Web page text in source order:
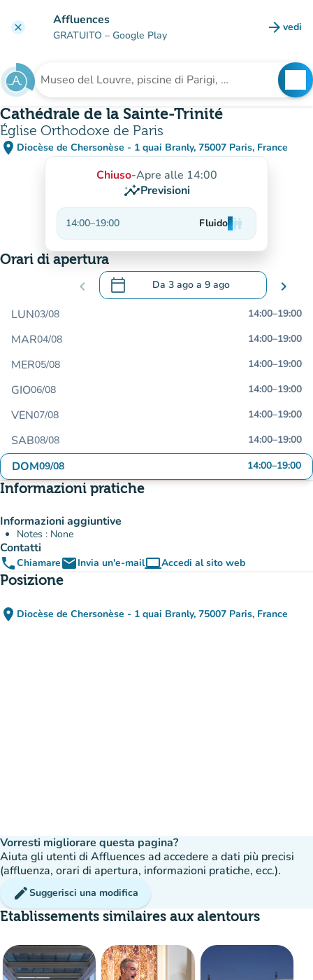
clear Affluences
GRATUITO – Google Play arrow_forward vedi
Cerca una struttura
Cathédrale de la Sainte-Trinité
Église Orthodoxe de Paris
place Diocèse de Chersonèse - 1 quai Branly, 75007 Paris, France
(apri in Google Maps)
(nuova scheda)
Chiuso-Apre alle 14:00
insightsPrevisioni
14:00–19:00 Fluidoman
man
man
Orari di apertura
chevron_left calendar_today Da 3 ago a 9 ago
.Aprire il calendario per modificare le
chevron_right
LUN03/08 14:00–19:00
MAR04/08 14:00–19:00
MER05/08 14:00–19:00
GIO06/08 14:00–19:00
VEN07/08 14:00–19:00
SAB08/08 14:00–19:00
DOM09/08 14:00–19:00
Informazioni pratiche
Informazioni aggiuntive
Notes : None
Contatti
phoneChiamareemailInvia un'e-mailcomputerAccedi al sito web
(nuova scheda)
Posizione
place Diocèse de Chersonèse - 1 quai Branly, 75007 Paris, France
(apri in Google Maps)
(nuova scheda)
Vorresti migliorare questa pagina?
Aiuta gli utenti di Affluences ad accedere a dati più precisi
(affluenza, orari di apertura, informazioni pratiche, ecc.).
editSuggerisci una modifica
Etablissements similaires aux alentours
eventPrenotazione disponibile